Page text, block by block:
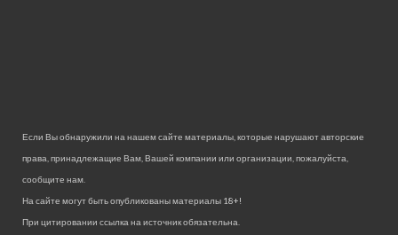
Если Вы обнаружили на нашем сайте материалы, которые нарушают авторские
права, принадлежащие Вам, Вашей компании или организации, пожалуйста,
сообщите нам.
На сайте могут быть опубликованы материалы 18+!
При цитировании ссылка на источник обязательна.